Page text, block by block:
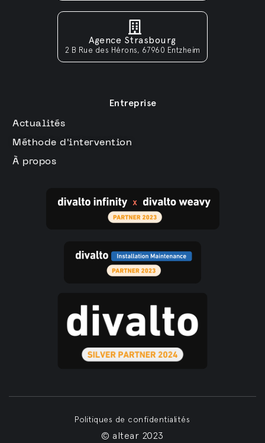
Agence Strasbourg
2 B Rue des Hérons, 67960 Entzheim
Entreprise
Actualités
Méthode d'intervention
À propos
Politiques de confidentialités
© altear 2023